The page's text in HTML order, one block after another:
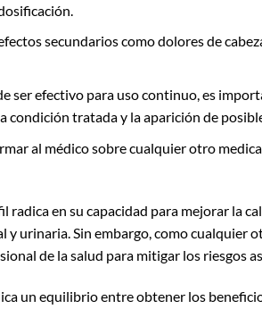
secundarios como dolores de
ser efectivo para uso continuo, es
condición tratada y la aparición de
al médico sobre cualquier otro
radica en su capacidad para mejorar la
y urinaria. Sin embargo, como cualquier
de la salud para mitigar los riesgos
un equilibrio entre obtener los